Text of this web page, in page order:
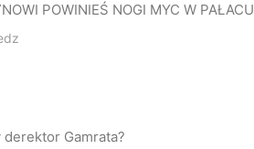
POWINIEŚ NOGI MYC W PAŁACU
derektor Gamrata?